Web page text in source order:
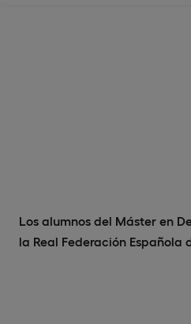
Los alumnos del Máster en
la Real Federación Española